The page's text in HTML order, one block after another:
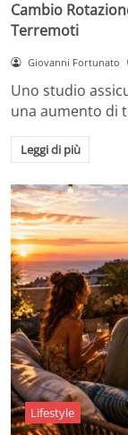
Cambio
Terremoti
Giovanni Fortunato
Uno studio
una aumento di
Leggi di più
Lifestyle